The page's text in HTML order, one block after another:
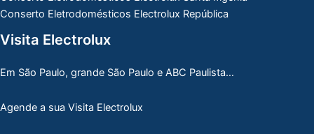
Conserto Eletrodomésticos Electrolux República
Visita Electrolux
Em São Paulo, grande São Paulo e ABC Paulista…
Agende a sua Visita Electrolux